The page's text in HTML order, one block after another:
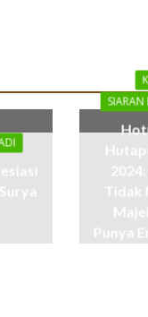
SIARAN
Tidak
Punya